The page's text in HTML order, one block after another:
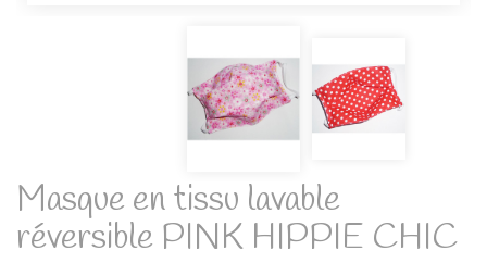
Masque en tissu lavable
réversible PINK HIPPIE CHIC